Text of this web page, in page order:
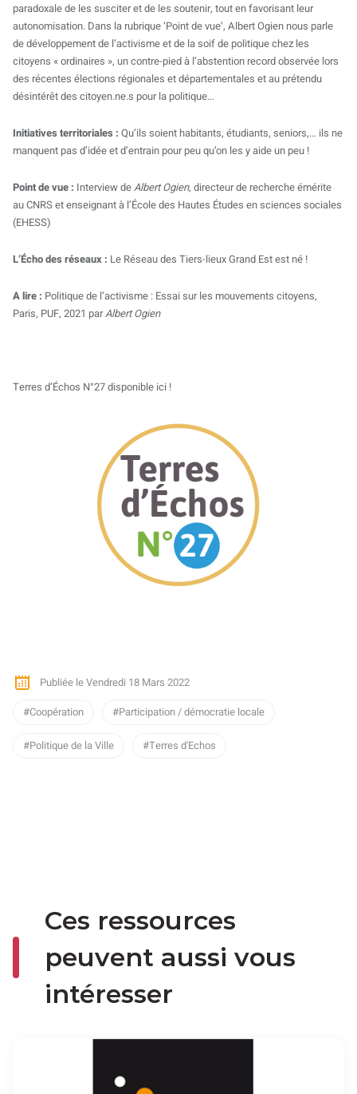
paradoxale de les susciter et de les soutenir, tout en favorisant leur
autonomisation. Dans la rubrique ‘Point de vue’, Albert Ogien nous parle
de développement de l’activisme et de la soif de politique chez les
citoyens « ordinaires », un contre-pied à l’abstention record observée lors
des récentes élections régionales et départementales et au prétendu
désintérêt des citoyen.ne.s pour la politique…
Initiatives territoriales : Qu’ils soient habitants, étudiants, seniors,… ils ne
manquent pas d’idée et d’entrain pour peu qu’on les y aide un peu !
Point de vue : Interview deAlbert Ogien, directeur de recherche émérite
au CNRS et enseignant à l’École des Hautes Études en sciences sociales
(EHESS)
L’Écho des réseaux : Le Réseau des Tiers-lieux Grand Est est né !
A lire : Politique de l’activisme : Essai sur les mouvements citoyens,
Paris, PUF, 2021 parAlbert Ogien
Terres d’Échos N°27 disponible ici !
Publiée le Vendredi 18 Mars 2022
Coopération
Participation / démocratie locale
Politique de la Ville Terres d'Echos
Ces ressources
peuvent aussi vous
intéresser